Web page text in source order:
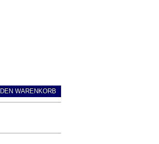
DEN WARENKORB